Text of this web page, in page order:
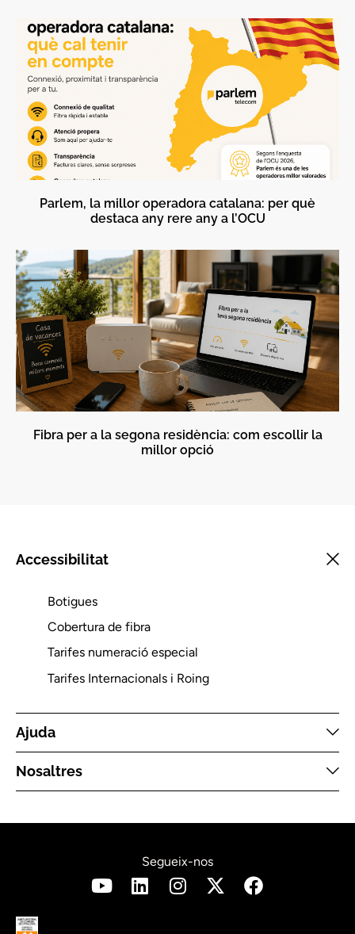
Parlem, la millor operadora catalana: per què
destaca any rere any a l’OCU
Fibra per a la segona residència: com escollir la
millor opció
Accessibilitat
Botigues
Cobertura de fibra
Tarifes numeració especial
Tarifes Internacionals i Roing
Ajuda
Nosaltres
Segueix-nos